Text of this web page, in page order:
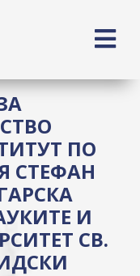
ПО
СТЕФАН
И
СВ.